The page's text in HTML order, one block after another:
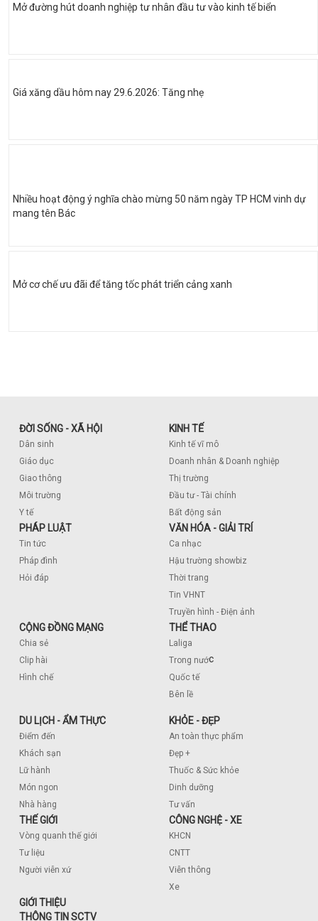
Mở đường hút doanh nghiệp tư nhân đầu tư vào kinh tế biển
Giá xăng dầu hôm nay 29.6.2026: Tăng nhẹ
Nhiều hoạt động ý nghĩa chào mừng 50 năm ngày TP HCM vinh dự
mang tên Bác
Mở cơ chế ưu đãi để tăng tốc phát triển cảng xanh
ĐỜI SỐNG - XÃ HỘI
Dân sinh
Giáo dục
Giao thông
Môi trường
Y tế
KINH TẾ
Kinh tế vĩ mô
Doanh nhân & Doanh nghiệp
Thị trường
Đầu tư - Tài chính
Bất động sản
PHÁP LUẬT
Tin tức
Pháp đình
Hỏi đáp
VĂN HÓA - GIẢI TRÍ
Ca nhạc
Hậu trường showbiz
Thời trang
Tin VHNT
Truyền hình - Điện ảnh
CỘNG ĐỒNG MẠNG
Chia sẻ
Clip hài
Hình chế
THỂ THAO
Laliga
Trong nước
Quốc tế
Bên lề
DU LỊCH - ẨM THỰC
Điểm đến
Khách sạn
Lữ hành
Món ngon
Nhà hàng
KHỎE - ĐẸP
An toàn thực phẩm
Đẹp +
Thuốc & Sức khỏe
Dinh dưỡng
Tư vấn
THẾ GIỚI
Vòng quanh thế giới
Tư liệu
Người viễn xứ
CÔNG NGHỆ - XE
KHCN
CNTT
Viễn thông
Xe
GIỚI THIỆU
THÔNG TIN SCTV